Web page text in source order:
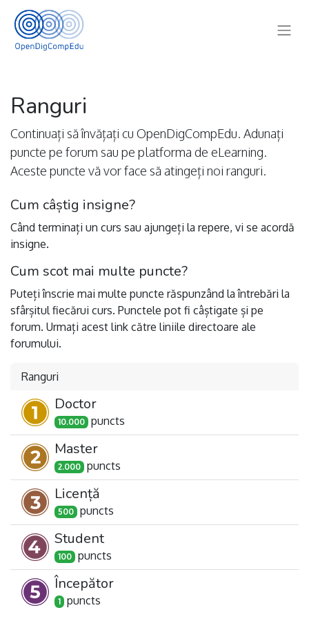
Ranguri
Continuați să învățați cu OpenDigCompEdu. Adunați
puncte pe forum sau pe platforma de eLearning.
Aceste puncte vă vor face să atingeți noi ranguri.
Cum câștig insigne?
Când terminați un curs sau ajungeți la repere, vi se acordă
insigne.
Cum scot mai multe puncte?
Puteți înscrie mai multe puncte răspunzând la întrebări la
sfârșitul fiecărui curs. Punctele pot fi câștigate și pe
forum. Urmați acest link către liniile directoare ale
forumului.
Ranguri
Doctor
10.000 puncts
Master
2.000 puncts
Licență
500 puncts
Student
100 puncts
Începător
1 puncts